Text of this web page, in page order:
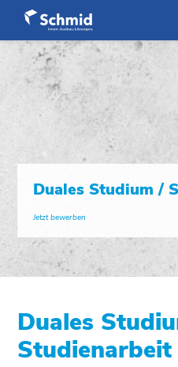
Duales Studium /
Jetzt bewerben
Duales
Studienarbeit